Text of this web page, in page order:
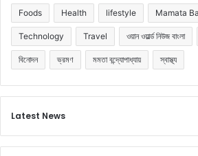
Foods Health lifestyle Mamata
Technology Travel ওয়ান ওয়ার্ল্ড নিউজ বাংলা
বিনোদন ভ্রমণ মমতা বন্দ্যোপাধ্যায় স্বাস্থ্য
Latest News